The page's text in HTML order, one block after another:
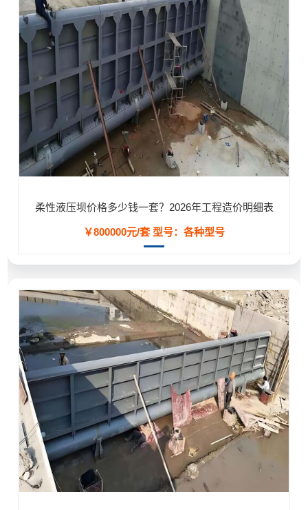
柔性液压坝价格多少钱一套？2026年工程造价明细表
￥800000元/套型号：各种型号